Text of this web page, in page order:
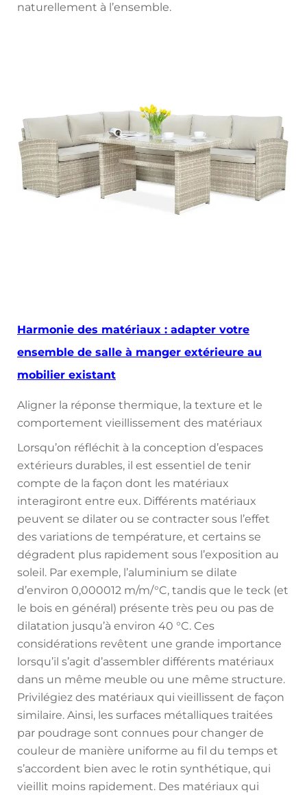
naturellement à l’ensemble.
Harmonie des matériaux : adapter votre
ensemble de salle à manger extérieure au
mobilier existant
Aligner la réponse thermique, la texture et le
comportement vieillissement des matériaux
Lorsqu’on réfléchit à la conception d’espaces
extérieurs durables, il est essentiel de tenir
compte de la façon dont les matériaux
interagiront entre eux. Différents matériaux
peuvent se dilater ou se contracter sous l’effet
des variations de température, et certains se
dégradent plus rapidement sous l’exposition au
soleil. Par exemple, l’aluminium se dilate
d’environ 0,000012 m/m/°C, tandis que le teck (et
le bois en général) présente très peu ou pas de
dilatation jusqu’à environ 40 °C. Ces
considérations revêtent une grande importance
lorsqu’il s’agit d’assembler différents matériaux
dans un même meuble ou une même structure.
Privilégiez des matériaux qui vieillissent de façon
similaire. Ainsi, les surfaces métalliques traitées
par poudrage sont connues pour changer de
couleur de manière uniforme au fil du temps et
s’accordent bien avec le rotin synthétique, qui
vieillit moins rapidement. Des matériaux qui